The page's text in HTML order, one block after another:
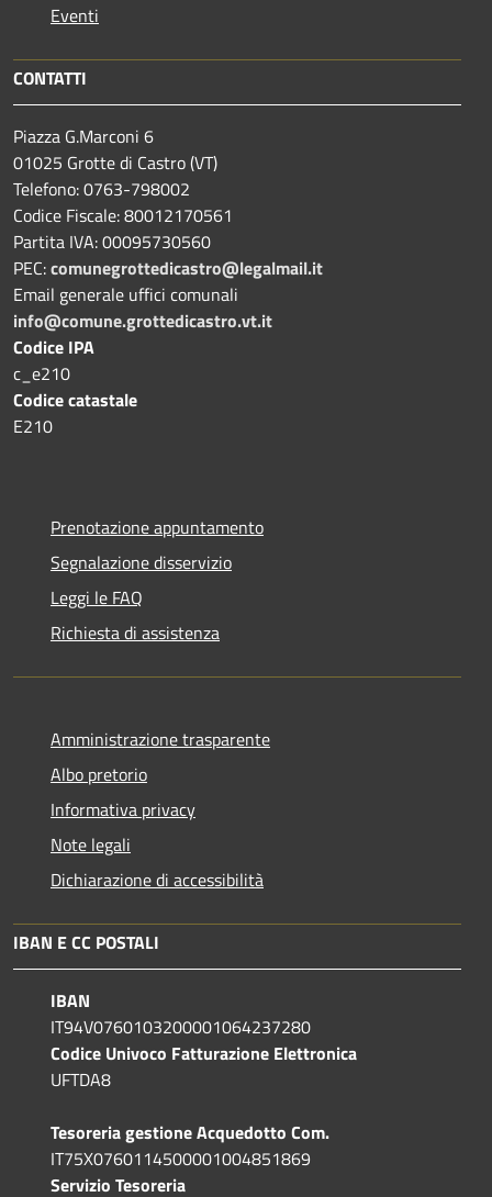
Eventi
CONTATTI
Piazza G.Marconi 6
01025 Grotte di Castro (VT)
Telefono: 0763-798002
Codice Fiscale: 80012170561
Partita IVA: 00095730560
PEC:comunegrottedicastro@legalmail.it
Email generale uffici comunali
info@comune.grottedicastro.vt.it
Codice IPA
c_e210
Codice catastale
E210
Prenotazione appuntamento
Segnalazione disservizio
Leggi le FAQ
Richiesta di assistenza
Amministrazione trasparente
Albo pretorio
Informativa privacy
Note legali
Dichiarazione di accessibilità
IBAN E CC POSTALI
IBAN
IT94V0760103200001064237280
Codice Univoco Fatturazione Elettronica
UFTDA8
Tesoreria gestione Acquedotto Com.
IT75X0760114500001004851869
Servizio Tesoreria